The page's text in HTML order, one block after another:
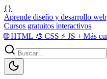
{}
Aprende diseño y desarrollo web
Cursos gratuitos interactivos
🌐HTML 🎨 CSS ⚡ JS + Más